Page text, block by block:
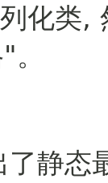
化类
了静态